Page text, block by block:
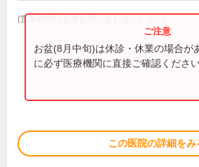
(営業時間は直接お問い合わせください)
お盆(8月中旬)は休診・休業の場合が
に必ず医療機関に直接ご確認ください
この医院の詳細をみ